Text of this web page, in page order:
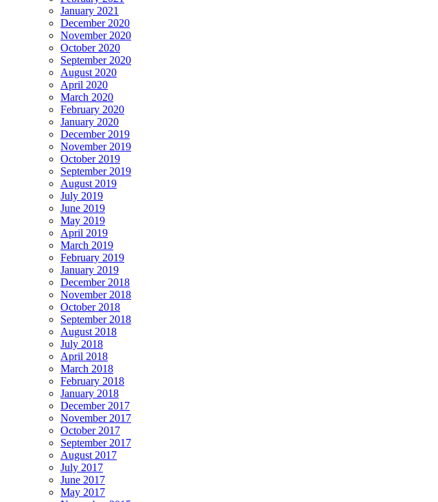
January 2021
December 2020
November 2020
October 2020
September 2020
August 2020
April 2020
March 2020
February 2020
January 2020
December 2019
November 2019
October 2019
September 2019
August 2019
July 2019
June 2019
May 2019
April 2019
March 2019
February 2019
January 2019
December 2018
November 2018
October 2018
September 2018
August 2018
July 2018
April 2018
March 2018
February 2018
January 2018
December 2017
November 2017
October 2017
September 2017
August 2017
July 2017
June 2017
May 2017